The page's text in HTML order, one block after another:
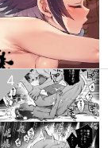
4
4